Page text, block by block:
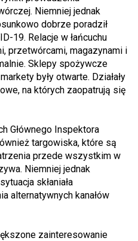
Niemniej jednak
dobrze poradził
19. Relacje w łańcuchu
przetwórcami, magazynami i
Sklepy spożywcze
były otwarte. Działały
na których zaopatrują się
Głównego Inspektora
targowiska, które są
przede wszystkim w
Niemniej jednak
skłaniała
alternatywnych kanałów
zainteresowanie